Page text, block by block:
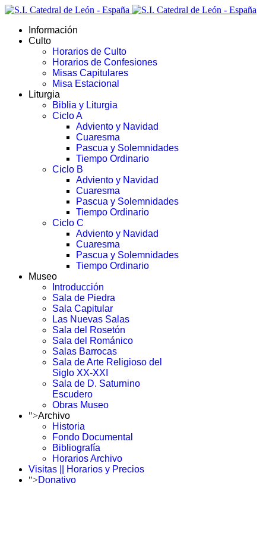
Información
Culto
Horarios de Culto
Horarios de Confesiones
Misas Capitulares
Misa Estacional
Liturgia
Biblia y Liturgia
Ciclo A
Adviento y Navidad
Cuaresma
Pascua y Solemnidades
Tiempo Ordinario
Ciclo B
Adviento y Navidad
Cuaresma
Pascua y Solemnidades
Tiempo Ordinario
Ciclo C
Adviento y Navidad
Cuaresma
Pascua y Solemnidades
Tiempo Ordinario
Museo
Introducción
Sala de Piedra
Sala Capitular
Las Nuevas Salas
Sala del Rosetón
Sala del Románico
Salas Barrocas
Sala de Arte Religioso del
Siglo XX-XXI
Sala de D. Saturnino
Escudero
Obras Museo
">Archivo
Historia
Fondo Documental
Bibliografía
Horarios Archivo
Visitas || Horarios y Precios
">Donativo